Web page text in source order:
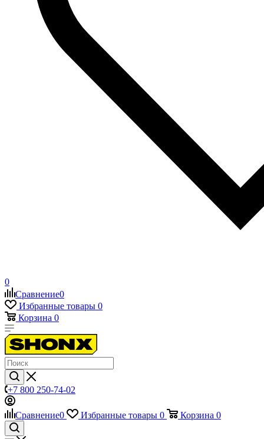
0
Сравнение0
Избранные товары 0
Корзина 0
+7 800 250-74-02
Сравнение0 Избранные товары 0 Корзина 0